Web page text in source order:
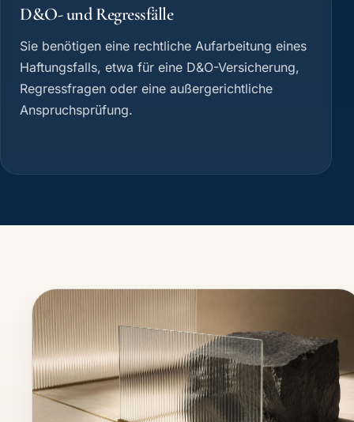
D&O- und Regressfälle
Sie benötigen eine rechtliche Aufarbeitung eines
Haftungsfalls, etwa für eine D&O-Versicherung,
Regressfragen oder eine außergerichtliche
Anspruchsprüfung.